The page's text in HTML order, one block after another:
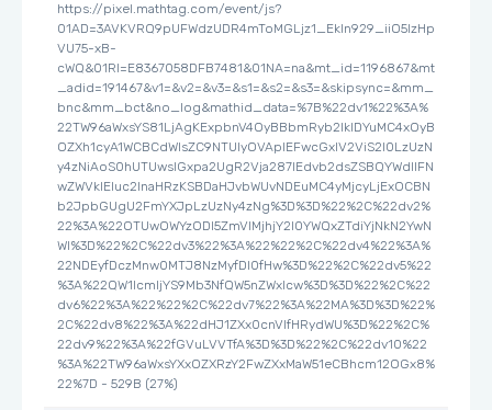
https://pixel.mathtag.com/event/js?
01AD=3AVKVRQ9pUFWdzUDR4mToMGLjz1_EkIn929_iiO5IzHp
VU75-xB-
cWQ&01RI=E8367058DFB7481&01NA=na&mt_id=1196867&mt
_adid=191467&v1=&v2=&v3=&s1=&s2=&s3=&skipsync=&mm_
bnc&mm_bct&no_log&mathid_data=%7B%22dv1%22%3A%
22TW96aWxsYS81LjAgKExpbnV4OyBBbmRyb2lkIDYuMC4xOyB
OZXh1cyA1WCBCdWlsZC9NTUIyOVApIEFwcGxlV2ViS2l0LzUzN
y4zNiAoS0hUTUwsIGxpa2UgR2Vja287IEdvb2dsZSBQYWdlIFN
wZWVkIEluc2lnaHRzKSBDaHJvbWUvNDEuMC4yMjcyLjExOCBN
b2JpbGUgU2FmYXJpLzUzNy4zNg%3D%3D%22%2C%22dv2%
22%3A%22OTUwOWYzODI5ZmVlMjhjY2I0YWQxZTdiYjNkN2YwN
WI%3D%22%2C%22dv3%22%3A%22%22%2C%22dv4%22%3A%
22NDEyfDczMnw0MTJ8NzMyfDI0fHw%3D%22%2C%22dv5%22
%3A%22QW1lcmljYS9Mb3NfQW5nZWxlcw%3D%3D%22%2C%22
dv6%22%3A%22%22%2C%22dv7%22%3A%22MA%3D%3D%22%
2C%22dv8%22%3A%22dHJ1ZXx0cnVlfHRydWU%3D%22%2C%
22dv9%22%3A%22fGVuLVVTfA%3D%3D%22%2C%22dv10%22
%3A%22TW96aWxsYXxOZXRzY2FwZXxMaW51eCBhcm12OGx8%
22%7D - 529B (27%)